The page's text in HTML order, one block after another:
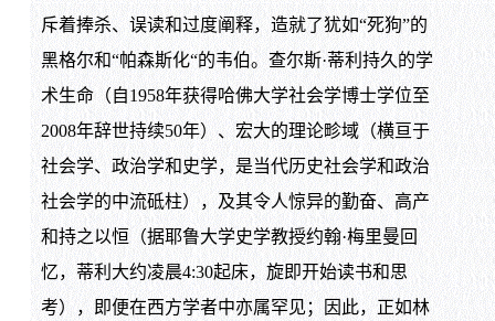
斥着捧杀、误读和过度阐释，造就了犹如“死狗”的
黑格尔和“帕森斯化“的韦伯。查尔斯·蒂利持久的学
术生命（自1958年获得哈佛大学社会学博士学位至
2008年辞世持续50年）、宏大的理论畛域（横亘于
社会学、政治学和史学，是当代历史社会学和政治
社会学的中流砥柱），及其令人惊异的勤奋、高产
和持之以恒（据耶鲁大学史学教授约翰·梅里曼回
忆，蒂利大约凌晨4:30起床，旋即开始读书和思
考），即便在西方学者中亦属罕见；因此，正如林